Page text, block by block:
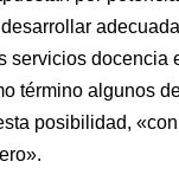
servicios docencia
término algunos
posibilidad,